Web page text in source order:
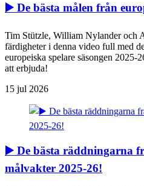
▶️ De bästa målen från
Tim Stützle, William Nylander och
färdigheter i denna video full med
europeiska spelare säsongen 2025-
att erbjuda!
15 jul 2026
▶️ De bästa räddningarna
målvakter 2025-26!